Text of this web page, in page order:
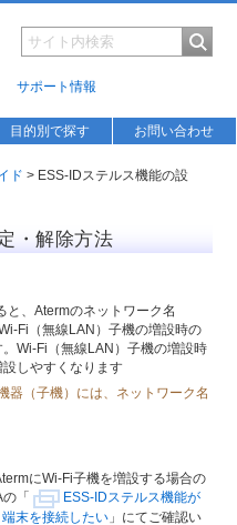
サポート情報
目的別で探す お問い合わせ
ド > ESS-IDステルス機能の設
・解除方法
と、Atermのネットワーク名
Fi（無線LAN）子機の増設時の
Wi-Fi（無線LAN）子機の増設時
しやすくなります
（子機）には、ネットワーク名
にWi-Fi子機を増設する場合の
「
ESS-IDステルス機能が
末を接続したい 」にてご確認い